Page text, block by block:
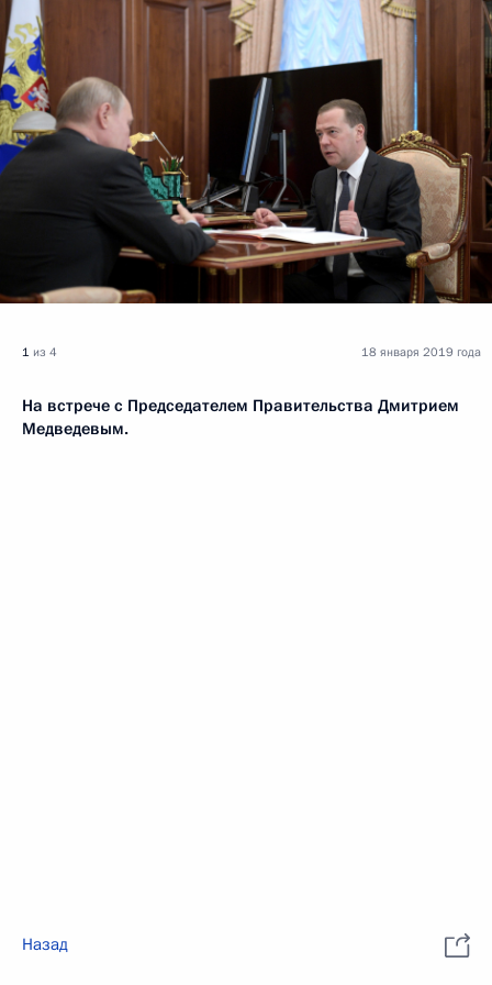
1 из 4
На встрече с Председателем Правительства Дмитрием
Медведевым.
18 января 2019 года
Назад